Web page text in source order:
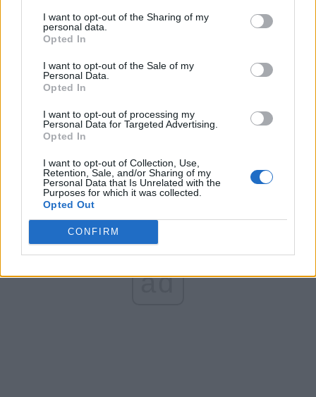
I want to opt-out of the Sharing of my
personal data.
Opted In
I want to opt-out of the Sale of my
Personal Data.
Opted In
I want to opt-out of processing my
Personal Data for Targeted Advertising.
Opted In
I want to opt-out of Collection, Use,
Retention, Sale, and/or Sharing of my
Personal Data that Is Unrelated with the
Purposes for which it was collected.
Opted Out
CONFIRM
Sector 4 și al subprefectei Capitalei
Are unchiu’ o „artistă”!… Ciolacu despre
nepoata băgată fără concurs la ICR: „E un copil
potrivită stilului ei. Nu m-a dus capul s-o pun
nici şefă la aeroport, nici manager de spital”
ad